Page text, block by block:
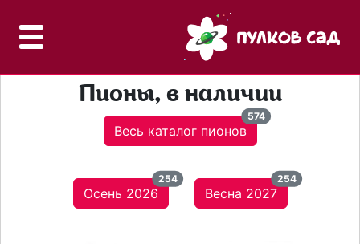
Пионы, в наличии
Весь каталог пионов
574
Осень 2026
254
Весна 2027
254